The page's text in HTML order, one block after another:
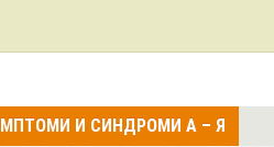
И СИНДРОМИ А – Я